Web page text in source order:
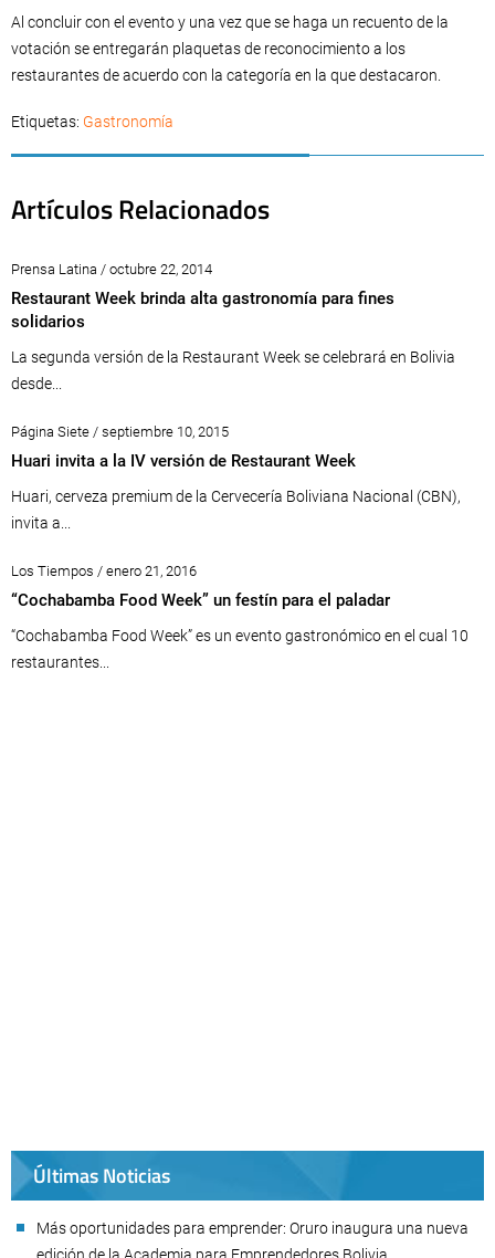
Al concluir con el evento y una vez que se haga un recuento de la
votación se entregarán plaquetas de reconocimiento a los
restaurantes de acuerdo con la categoría en la que destacaron.
Etiquetas: Gastronomía
Artículos Relacionados
Prensa Latina / octubre 22, 2014
Restaurant Week brinda alta gastronomía para fines
solidarios
La segunda versión de la Restaurant Week se celebrará en Bolivia
desde...
Página Siete / septiembre 10, 2015
Huari invita a la IV versión de Restaurant Week
Huari, cerveza premium de la Cervecería Boliviana Nacional (CBN),
invita a...
Los Tiempos / enero 21, 2016
“Cochabamba Food Week” un festín para el paladar
“Cochabamba Food Week” es un evento gastronómico en el cual 10
restaurantes...
Últimas Noticias
Más oportunidades para emprender: Oruro inaugura una nueva